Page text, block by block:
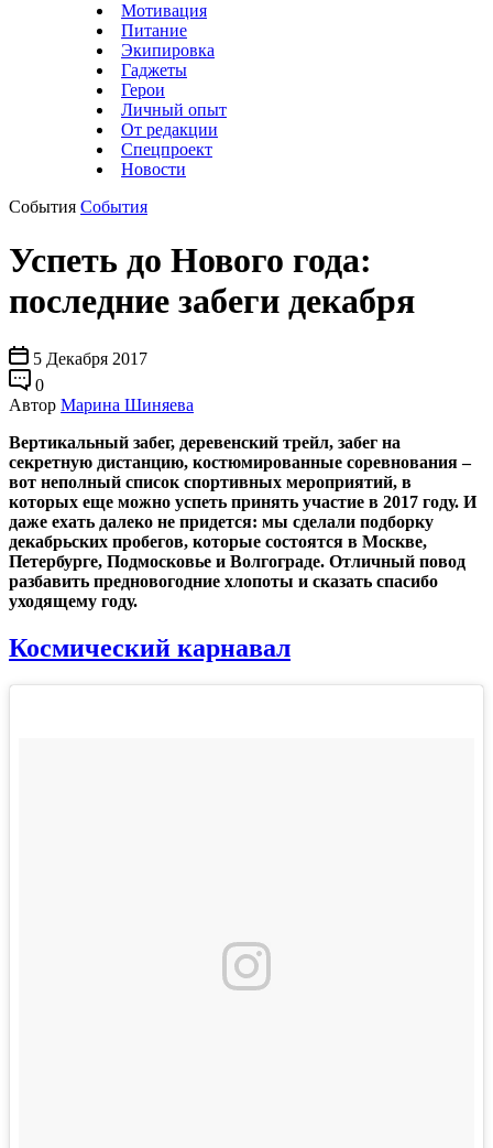
Мотивация
Питание
Экипировка
Гаджеты
Герои
Личный опыт
От редакции
Спецпроект
Новости
События События
Успеть до Нового года:
последние забеги декабря
5 Декабря 2017
0
Автор Марина Шиняева
Вертикальный забег, деревенский трейл, забег на
секретную дистанцию, костюмированные соревнования –
вот неполный список спортивных мероприятий, в
которых еще можно успеть принять участие в 2017 году. И
даже ехать далеко не придется: мы сделали подборку
декабрьских пробегов, которые состоятся в Москве,
Петербурге, Подмосковье и Волгограде. Отличный повод
разбавить предновогодние хлопоты и сказать спасибо
уходящему году.
Космический карнавал